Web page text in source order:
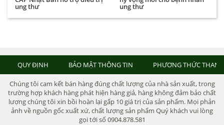
ung thư ung thư
QUY ĐỊNH BẢO MẬT THÔNG TIN PHƯƠNG THỨC
Chúng tôi cam kết bán hàng đúng chất lượng của nhà sản xuất, trong
trường hợp khách hàng phát hiện hàng giả, hàng không đảm bảo chất
lượng chúng tôi xin bồi hoàn lại gấp 10 giá trị của sản phẩm. Mọi phản
ảnh về nguồn gốc xuất xứ, chất lượng sản phẩm Quý khách vui lòng
gọi tới số 0904.878.581